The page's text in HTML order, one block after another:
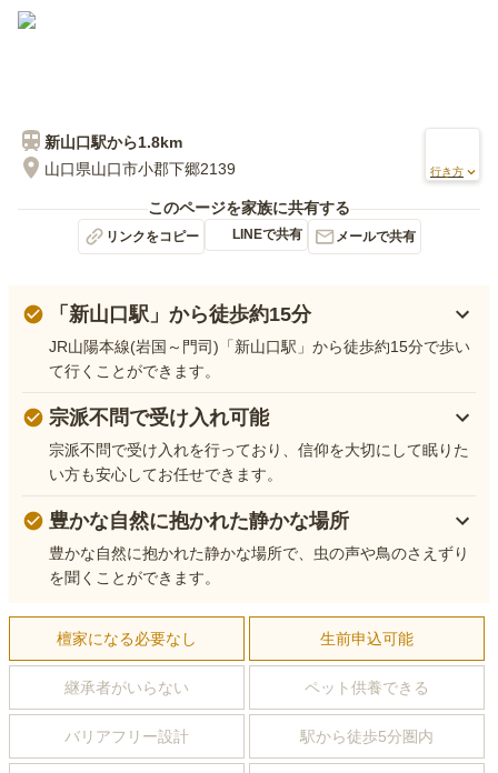
新山口駅から1.8km
山口県山口市小郡下郷2139
行き方
このページを家族に共有する
リンクをコピー LINEで共有 メールで共有
「新山口駅」から徒歩約15分
JR山陽本線(岩国～門司)「新山口駅」から徒歩約15分で歩い
て行くことができます。
宗派不問で受け入れ可能
宗派不問で受け入れを行っており、信仰を大切にして眠りた
い方も安心してお任せできます。
豊かな自然に抱かれた静かな場所
豊かな自然に抱かれた静かな場所で、虫の声や鳥のさえずり
を聞くことができます。
檀家になる必要なし 生前申込可能
継承者がいらない ペット供養できる
バリアフリー設計 駅から徒歩5分圏内